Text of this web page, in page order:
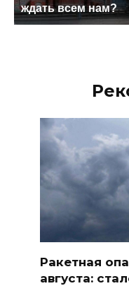
ждать всем нам?
Ракетная
августа: